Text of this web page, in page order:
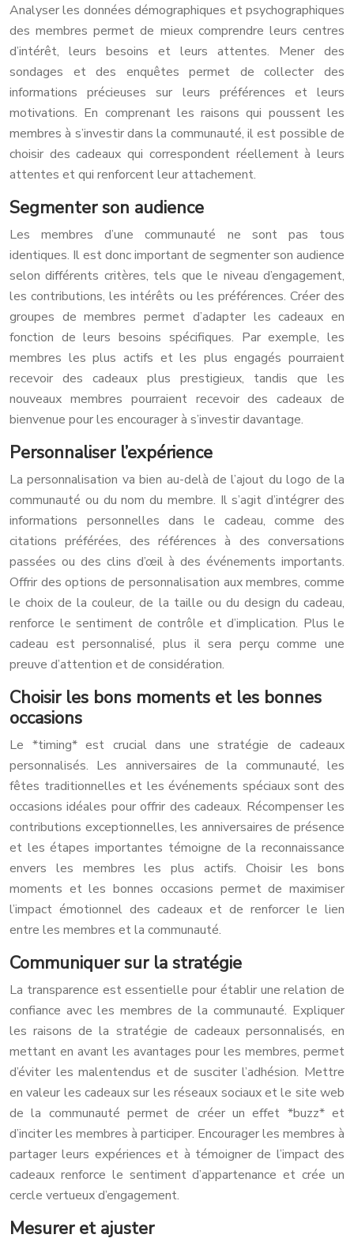
Analyser les données démographiques et psychographiques
des membres permet de mieux comprendre leurs centres
d’intérêt, leurs besoins et leurs attentes. Mener des
sondages et des enquêtes permet de collecter des
informations précieuses sur leurs préférences et leurs
motivations. En comprenant les raisons qui poussent les
membres à s’investir dans la communauté, il est possible de
choisir des cadeaux qui correspondent réellement à leurs
attentes et qui renforcent leur attachement.
Segmenter son audience
Les membres d’une communauté ne sont pas tous
identiques. Il est donc important de segmenter son audience
selon différents critères, tels que le niveau d’engagement,
les contributions, les intérêts ou les préférences. Créer des
groupes de membres permet d’adapter les cadeaux en
fonction de leurs besoins spécifiques. Par exemple, les
membres les plus actifs et les plus engagés pourraient
recevoir des cadeaux plus prestigieux, tandis que les
nouveaux membres pourraient recevoir des cadeaux de
bienvenue pour les encourager à s’investir davantage.
Personnaliser l’expérience
La personnalisation va bien au-delà de l’ajout du logo de la
communauté ou du nom du membre. Il s’agit d’intégrer des
informations personnelles dans le cadeau, comme des
citations préférées, des références à des conversations
passées ou des clins d’œil à des événements importants.
Offrir des options de personnalisation aux membres, comme
le choix de la couleur, de la taille ou du design du cadeau,
renforce le sentiment de contrôle et d’implication. Plus le
cadeau est personnalisé, plus il sera perçu comme une
preuve d’attention et de considération.
Choisir les bons moments et les bonnes
occasions
Le *timing* est crucial dans une stratégie de cadeaux
personnalisés. Les anniversaires de la communauté, les
fêtes traditionnelles et les événements spéciaux sont des
occasions idéales pour offrir des cadeaux. Récompenser les
contributions exceptionnelles, les anniversaires de présence
et les étapes importantes témoigne de la reconnaissance
envers les membres les plus actifs. Choisir les bons
moments et les bonnes occasions permet de maximiser
l’impact émotionnel des cadeaux et de renforcer le lien
entre les membres et la communauté.
Communiquer sur la stratégie
La transparence est essentielle pour établir une relation de
confiance avec les membres de la communauté. Expliquer
les raisons de la stratégie de cadeaux personnalisés, en
mettant en avant les avantages pour les membres, permet
d’éviter les malentendus et de susciter l’adhésion. Mettre
en valeur les cadeaux sur les réseaux sociaux et le site web
de la communauté permet de créer un effet *buzz* et
d’inciter les membres à participer. Encourager les membres à
partager leurs expériences et à témoigner de l’impact des
cadeaux renforce le sentiment d’appartenance et crée un
cercle vertueux d’engagement.
Mesurer et ajuster